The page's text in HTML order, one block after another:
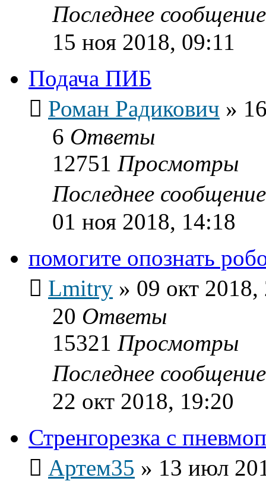
Последнее
15 ноя 2018, 09:11
Подача ПИБ
Роман Радикович »
6 Ответы
12751 Просмотры
Последнее
01 ноя 2018, 14:18
помогите опознать
Lmitry » 09 окт 2018,
20 Ответы
15321 Просмотры
Последнее
22 окт 2018, 19:20
Стренгорезка с
Артем35 » 13 июл